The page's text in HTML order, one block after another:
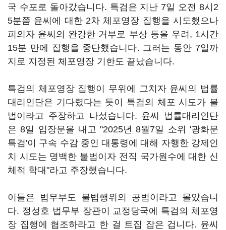
국 수포로 돌아갔습니다. 특검은 지난 7일 오전 8시2
5분쯤 윤씨에 대한 2차 체포영장 집행을 시도했으나
피의자 윤씨의 완강한 거부로 부상 등을 우려, 1시간
15분 만에 집행을 중단했습니다. 그러는 동안 7일까
지로 지정된 체포영장 기한도 끝났습니다.
특검의 체포영장 집행이 무위에 그치자 윤씨의 법률
대리인단은 기다렸다는 듯이 특검의 체포 시도가 불
법이라고 주장하고 나섰습니다. 윤씨 법률대리인단
은 8일 입장문을 내고 "2025년 8월7일 소위 '광화문
특검'이 구속 수감 중인 대통령에 대해 자행한 강제인
치 시도는 명백한 불법이자 전직 국가원수에 대한 신
체적 학대"라고 주장했습니다.
이들은 법무부도 불법행위의 공범이라고 몰았습니
다. 정성호 법무부 장관이 교정당국에 특검의 체포영
장 집행에 협조하라고 한 걸 트집 잡은 겁니다. 윤씨